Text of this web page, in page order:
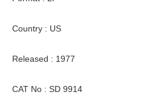
Country : US
Released : 1977
CAT No : SD 9914